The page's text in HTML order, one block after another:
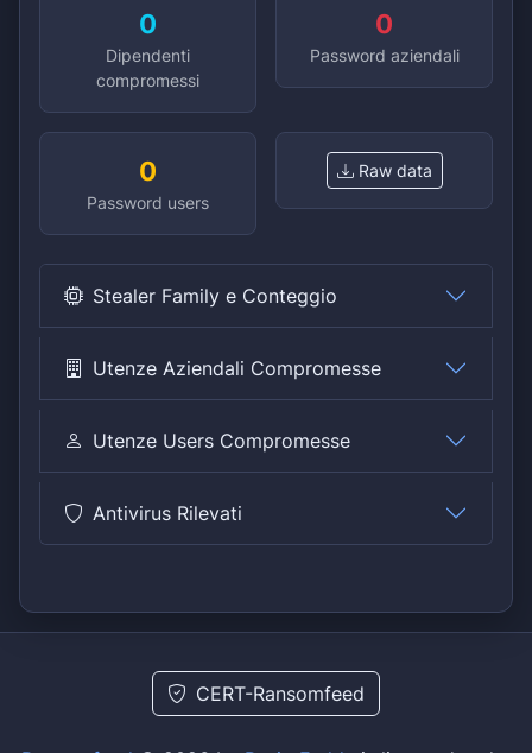
0
Dipendenti
compromessi
0
Password aziendali
0
Password users
Raw data
Stealer Family e Conteggio
Utenze Aziendali Compromesse
Utenze Users Compromesse
Antivirus Rilevati
CERT-Ransomfeed